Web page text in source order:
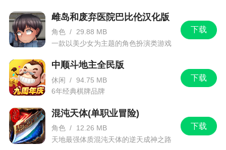
机会获得更稀有的心魄效果
全新PVP玩法：荣光竞技场
放置玩法解放双手，梦灵乱斗全面来袭，长线
保值版推出全新荣光竞技场玩法：
● 捕梦者可编辑阵容挑战其他捕梦者，赢得段位
积分获得奖励
● 梦灵为自动战斗，随段位提升可上阵更多梦
灵，最多可上阵15名梦灵
下载
雌岛和废弃医院巴比伦汉化版
角色 /
29.88 MB
一款以美少女为主题的角色扮演类游戏
下载
中顺斗地主全民版
休闲 / 94.75 MB
6年经典棋牌品牌
下载
混沌天体(单职业冒险)
角色 /
12.26 MB
天地最强体质混沌天体的逆天成神之路